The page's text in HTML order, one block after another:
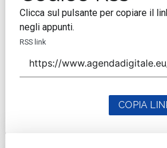
Clicca sul pulsante per copiare il
negli appunti.
RSS link
COPIA